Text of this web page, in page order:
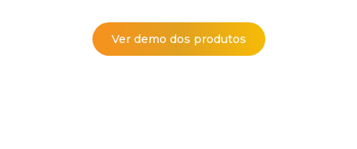
Ver demo dos produtos